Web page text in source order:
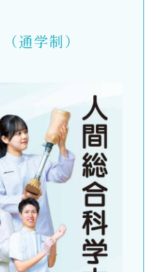
通学制）